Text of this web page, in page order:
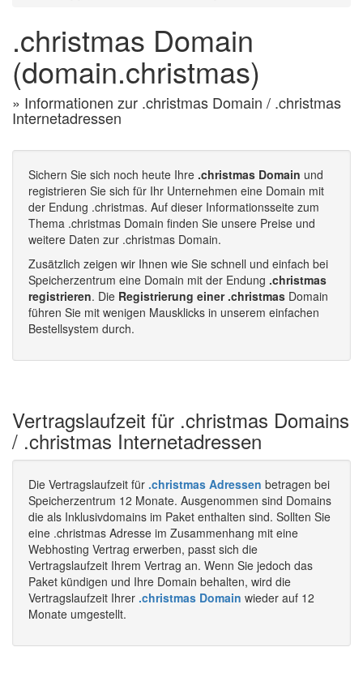
.christmas Domain
(domain.christmas)
» Informationen zur .christmas Domain / .christmas
Internetadressen
Sichern Sie sich noch heute Ihre .christmas Domain und
registrieren Sie sich für Ihr Unternehmen eine Domain mit
der Endung .christmas. Auf dieser Informationsseite zum
Thema .christmas Domain finden Sie unsere Preise und
weitere Daten zur .christmas Domain.
Zusätzlich zeigen wir Ihnen wie Sie schnell und einfach bei
Speicherzentrum eine Domain mit der Endung .christmas
registrieren. Die Registrierung einer .christmas Domain
führen Sie mit wenigen Mausklicks in unserem einfachen
Bestellsystem durch.
Vertragslaufzeit für .christmas Domains
/ .christmas Internetadressen
Die Vertragslaufzeit für .christmas Adressen betragen bei
Speicherzentrum 12 Monate. Ausgenommen sind Domains
die als Inklusivdomains im Paket enthalten sind. Sollten Sie
eine .christmas Adresse im Zusammenhang mit eine
Webhosting Vertrag erwerben, passt sich die
Vertragslaufzeit Ihrem Vertrag an. Wenn Sie jedoch das
Paket kündigen und Ihre Domain behalten, wird die
Vertragslaufzeit Ihrer .christmas Domain wieder auf 12
Monate umgestellt.